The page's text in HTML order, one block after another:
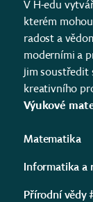
V H-edu
kterém
radost a
moderními a
jim soustředit
kreativního
Výukové
Matematika
Informatika a
Přírodní vědy